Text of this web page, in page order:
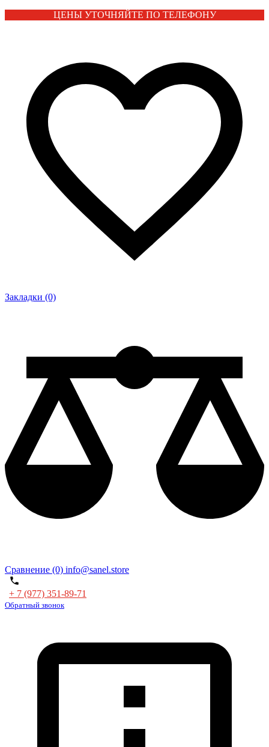
ЦЕНЫ УТОЧНЯЙТЕ ПО ТЕЛЕФОНУ
Закладки (0)
Сравнение (0) info@sanel.store
+ 7 (977) 351-89-71
Обратный звонок